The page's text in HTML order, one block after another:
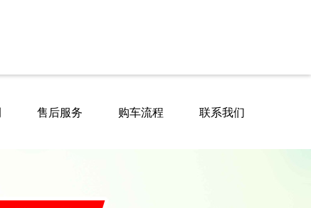
售后服务 购车流程 联系我们